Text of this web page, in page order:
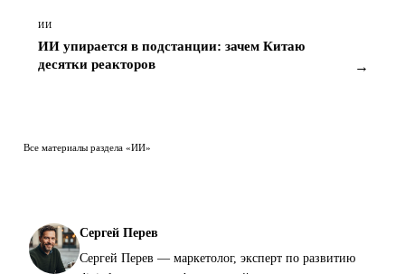
ИИ
ИИ упирается в подстанции: зачем Китаю
Сергей Перев